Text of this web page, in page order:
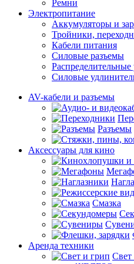
Ремни
Электропитание
Аккумуляторы и
Тройники,
Кабели питания
Силовые разъемы
Распределительные
Силовые
AV-кабели и разъемы
Разъемы
Аксессуары для кино
Смазка
Аренда техники
Свет